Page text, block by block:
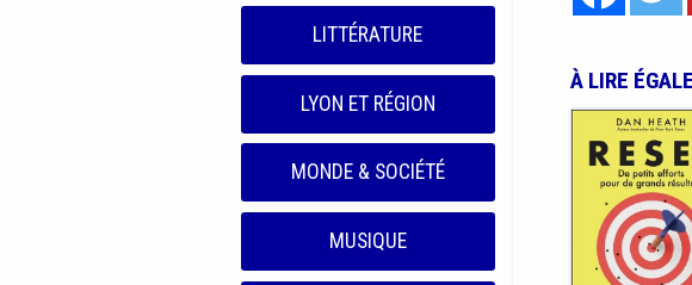
LITTÉRATURE
LYON ET RÉGION
MONDE & SOCIÉTÉ
MUSIQUE
À LIRE